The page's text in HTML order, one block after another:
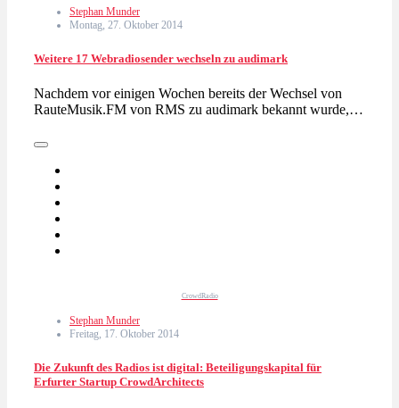
Stephan Munder
Montag, 27. Oktober 2014
Weitere 17 Webradiosender wechseln zu audimark
Nachdem vor einigen Wochen bereits der Wechsel von
RauteMusik.FM von RMS zu audimark bekannt wurde,…
CrowdRadio
Stephan Munder
Freitag, 17. Oktober 2014
Die Zukunft des Radios ist digital: Beteiligungskapital für
Erfurter Startup CrowdArchitects